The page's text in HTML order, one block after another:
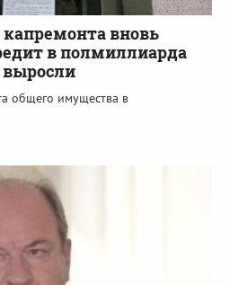
вновь
в полмиллиарда
общего имущества в